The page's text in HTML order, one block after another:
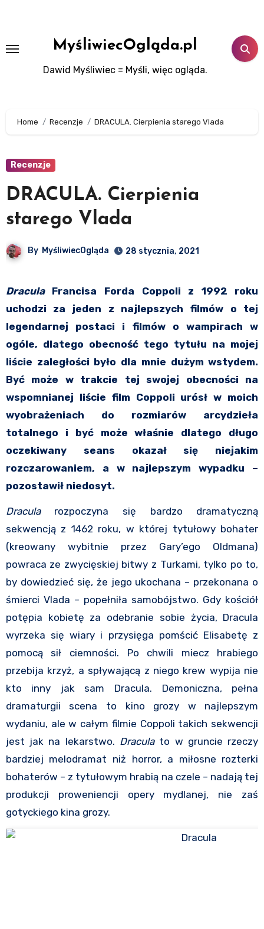
MyśliwiecOgląda.pl
Dawid Myśliwiec = Myśli, więc ogląda.
Home Recenzje DRACULA. Cierpienia starego Vlada
Recenzje
DRACULA. Cierpienia
starego Vlada
By MyśliwiecOgląda 28 stycznia, 2021
Dracula Francisa Forda Coppoli z 1992 roku
uchodzi za jeden z najlepszych filmów o tej
legendarnej postaci i filmów o wampirach w
ogóle, dlatego obecność tego tytułu na mojej
liście zaległości było dla mnie dużym wstydem.
Być może w trakcie tej swojej obecności na
wspomnianej liście film Coppoli urósł w moich
wyobrażeniach do rozmiarów arcydzieła
totalnego i być może właśnie dlatego długo
oczekiwany seans okazał się niejakim
rozczarowaniem, a w najlepszym wypadku –
pozostawił niedosyt.
Dracula rozpoczyna się bardzo dramatyczną
sekwencją z 1462 roku, w której tytułowy bohater
(kreowany wybitnie przez Gary’ego Oldmana)
powraca ze zwycięskiej bitwy z Turkami, tylko po to,
by dowiedzieć się, że jego ukochana – przekonana o
śmierci Vlada – popełniła samobójstwo. Gdy kościół
potępia kobietę za odebranie sobie życia, Dracula
wyrzeka się wiary i przysięga pomścić Elisabetę z
pomocą sił ciemności. Po chwili miecz hrabiego
przebija krzyż, a spływającą z niego krew wypija nie
kto inny jak sam Dracula. Demoniczna, pełna
dramaturgii scena to kino grozy w najlepszym
wydaniu, ale w całym filmie Coppoli takich sekwencji
jest jak na lekarstwo. Dracula to w gruncie rzeczy
bardziej melodramat niż horror, a miłosne rozterki
bohaterów – z tytułowym hrabią na czele – nadają tej
produkcji proweniencji opery mydlanej, nie zaś
gotyckiego kina grozy.